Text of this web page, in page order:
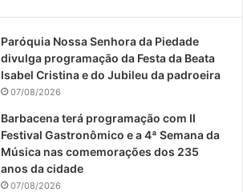
b
o
k
u
b
a
g
a
Paróquia Nossa Senhora da Piedade
divulga programação da Festa da Beata
Isabel Cristina e do Jubileu da padroeira
07/08/2026
Barbacena terá programação com II
Festival Gastronômico e a 4ª Semana da
Música nas comemorações dos 235
anos da cidade
07/08/2026